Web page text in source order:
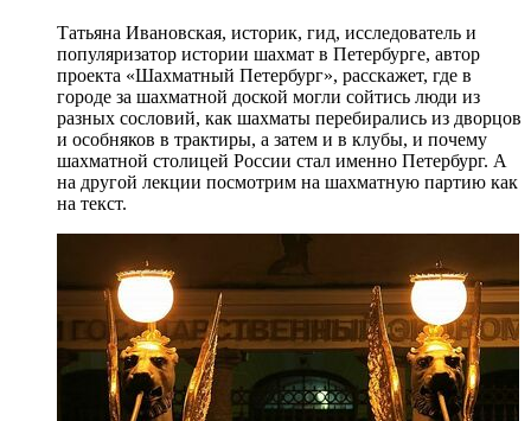
Татьяна Ивановская, историк, гид, исследователь и
популяризатор истории шахмат в Петербурге, автор
проекта «Шахматный Петербург», расскажет, где в
городе за шахматной доской могли сойтись люди из
разных сословий, как шахматы перебирались из дворцов
и особняков в трактиры, а затем и в клубы, и почему
шахматной столицей России стал именно Петербург. А
на другой лекции посмотрим на шахматную партию как
на текст.